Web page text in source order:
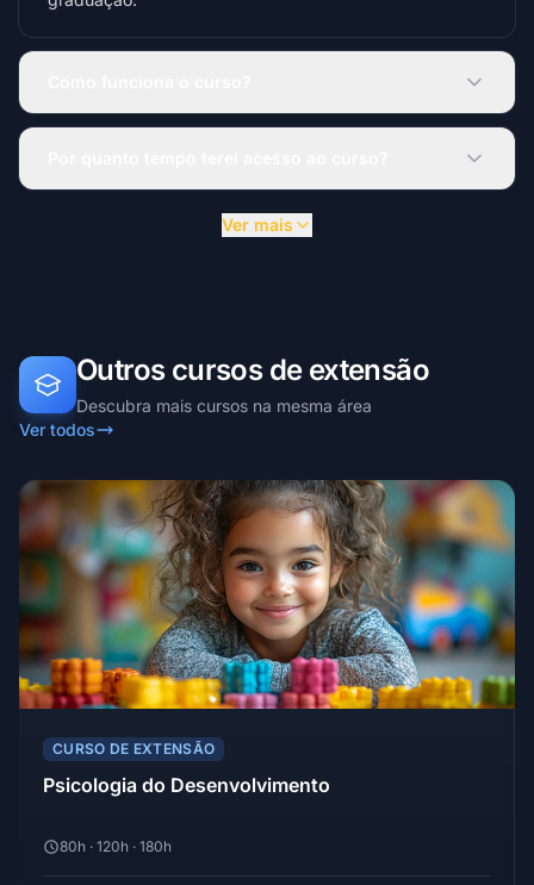
Ver mais
Outros cursos de extensão
Descubra mais cursos na mesma área
Ver todos
CURSO DE EXTENSÃO
Psicologia do Desenvolvimento
80h · 120h · 180h